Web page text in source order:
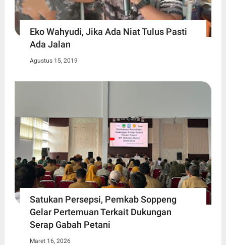
Eko Wahyudi, Jika Ada Niat Tulus Pasti
Ada Jalan
Agustus 15, 2019
Satukan Persepsi, Pemkab Soppeng
Gelar Pertemuan Terkait Dukungan
Serap Gabah Petani
Maret 16, 2026